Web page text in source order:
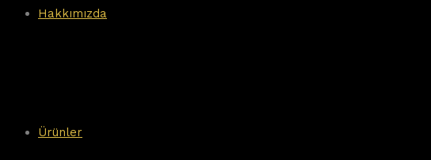
Hakkımızda
Ürünler